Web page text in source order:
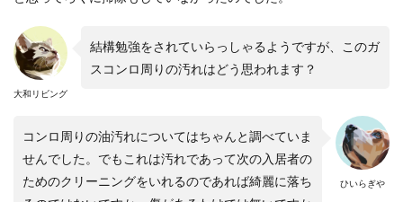
大和リビング
結構勉強をされていらっしゃるようですが、このガ
スコンロ周りの汚れはどう思われます？
ひいらぎや
コンロ周りの油汚れについてはちゃんと調べていま
せんでした。でもこれは汚れであって次の入居者の
ためのクリーニングをいれるのであれば綺麗に落ち